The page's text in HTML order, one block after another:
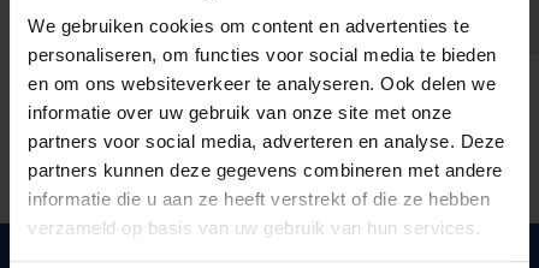
We gebruiken cookies om content en advertenties te
personaliseren, om functies voor social media te bieden
en om ons websiteverkeer te analyseren. Ook delen we
informatie over uw gebruik van onze site met onze
partners voor social media, adverteren en analyse. Deze
partners kunnen deze gegevens combineren met andere
informatie die u aan ze heeft verstrekt of die ze hebben
verzameld op basis van uw gebruik van hun services.